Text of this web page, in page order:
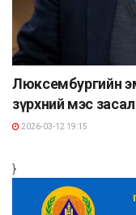
Люксембургийн
зүрхний мэс
2026-03-12 19:15
}